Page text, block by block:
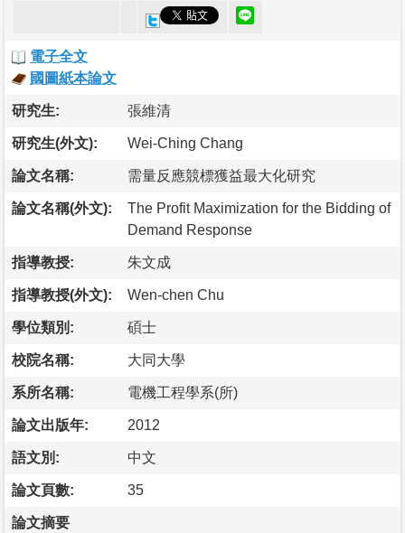
電子全文
國圖紙本論文
研究生: 張維清
研究生(外文): Wei-Ching Chang
論文名稱: 需量反應競標獲益最大化研究
論文名稱(外文):
The Profit Maximization for the Bidding of
Demand Response
指導教授: 朱文成
指導教授(外文): Wen-chen Chu
學位類別: 碩士
校院名稱: 大同大學
系所名稱: 電機工程學系(所)
論文出版年: 2012
語文別: 中文
論文頁數: 35
論文摘要